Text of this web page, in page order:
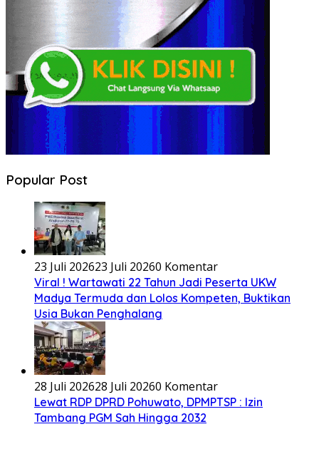
Popular Post
23 Juli 202623 Juli 20260 Komentar
Viral ! Wartawati 22 Tahun Jadi Peserta UKW
Madya Termuda dan Lolos Kompeten, Buktikan
Usia Bukan Penghalang
28 Juli 202628 Juli 20260 Komentar
Lewat RDP DPRD Pohuwato, DPMPTSP : Izin
Tambang PGM Sah Hingga 2032